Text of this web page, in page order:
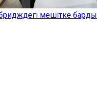
мешітке барды